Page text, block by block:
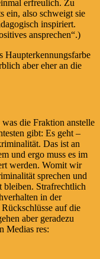
erfreulich. Zu
ein, also schweigt sie
inspiriert.
ansprechen“.)
Haupterkennungsfarbe
aber eher an die
die Fraktion anstelle
gibt: Es geht –
Das ist an
und ergo muss es im
werden. Womit wir
sprechen und
bleiben. Strafrechtlich
in der
auf die
aber geradezu
Medias res: